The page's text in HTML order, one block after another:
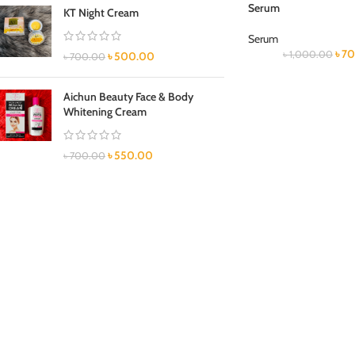
KT Night Cream
৳700.00 ৳500.00
Aichun Beauty Face & Body
Whitening Cream
৳700.00 ৳550.00
Serum
Serum
৳1,000.00 ৳